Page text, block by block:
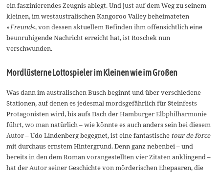
ein faszinierendes Zeugnis ablegt. Und just auf dem Weg zu seinem
kleinen, im westaustralischen Kangoroo Valley beheimateten
»Freund«, von dessen aktuellem Befinden ihm offensichtlich eine
beunruhigende Nachricht erreicht hat, ist Roschek nun
verschwunden.
Mordlüsterne Lottospieler im Kleinen wie im Großen
Was dann im australischen Busch beginnt und über verschiedene
Stationen, auf denen es jedesmal mordsgefährlich für Steinfests
Protagonisten wird, bis aufs Dach der Hamburger Elbphilharmonie
führt, wo man natürlich – wie könnte es auch anders sein bei diesem
Autor – Udo Lindenberg begegnet, ist eine fantastische tour de force
mit durchaus ernstem Hintergrund. Denn ganz nebenbei – und
bereits in den dem Roman vorangestellten vier Zitaten anklingend –
hat der Autor seiner Geschichte von mörderischen Ehepaaren, die